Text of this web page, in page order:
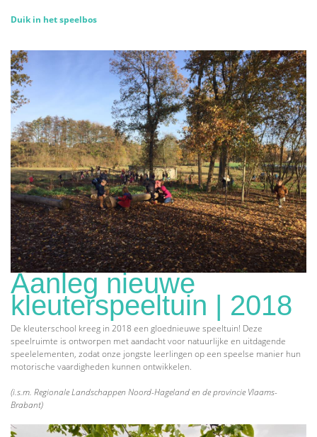
Duik in het speelbos
Aanleg nieuwe
kleuterspeeltuin | 2018
De kleuterschool kreeg in 2018 een gloednieuwe speeltuin! Deze
speelruimte is ontworpen met aandacht voor natuurlijke en uitdagende
speelelementen, zodat onze jongste leerlingen op een speelse manier hun
motorische vaardigheden kunnen ontwikkelen.
(i.s.m. Regionale Landschappen Noord-Hageland en de provincie Vlaams-
Brabant)